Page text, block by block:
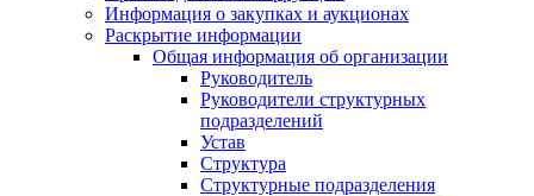
Информация о закупках и аукционах
Раскрытие информации
Общая информация об организации
Руководитель
Руководители структурных
подразделений
Устав
Структура
Структурные подразделения